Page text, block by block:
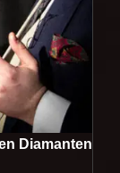
Diamanten